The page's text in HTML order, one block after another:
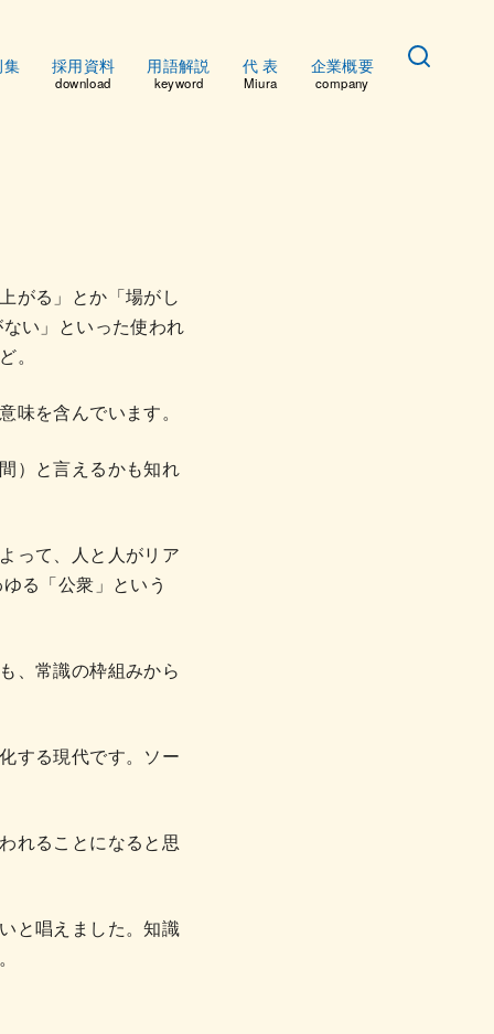
集 採用資料
download
用語解説
keyword
代 表
Miura
企業概要
company
がる」とか「場がし
い」といった使われ
。
を含んでいます。
）と言えるかも知れ
って、人と人がリア
る「公衆」という
、常識の枠組みから
する現代です。ソー
れることになると思
と唱えました。知識